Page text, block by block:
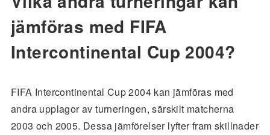
jämföras med FIFA
Intercontinental Cup 2004?
FIFA Intercontinental Cup 2004 kan jämföras med
andra upplagor av turneringen, särskilt matcherna
2003 och 2005. Dessa jämförelser lyfter fram skillnader